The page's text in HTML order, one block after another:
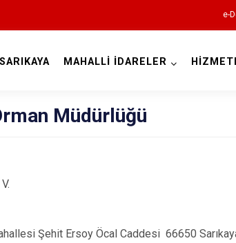
e-
Gebze
SARIKAYA MAHALLİ İDARELER
Müdürlüğü
Şehit Ersoy Öcal Caddesi 66650